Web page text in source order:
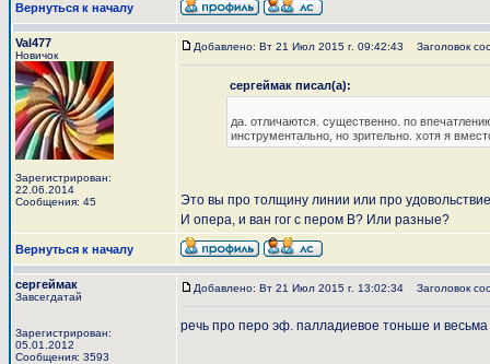
Вернуться к началу
Val477
Новичок
Зарегистрирован:
22.06.2014
Сообщения: 45
Добавлено: Вт 21 Июл 2015 г. 09:42:43 Заголовок
сергеймак писал(а):
да. отличаются. существенно. по
инструментально, но зрительно. хотя я
Это вы про толщину линии или про
И опера, и ван гог с пером В? Или разные?
Вернуться к началу
сергеймак
Завсегдатай
Зарегистрирован:
05.01.2012
Сообщения: 3593
Добавлено: Вт 21 Июл 2015 г. 13:02:34 Заголовок
речь про перо эф. палладиевое тоньше и